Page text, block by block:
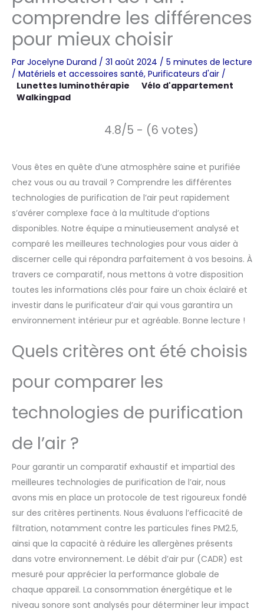
comprendre les différences
pour mieux choisir
Par Jocelyne Durand / 31 août 2024 / 5 minutes de lecture
/ Matériels et accessoires santé, Purificateurs d'air /
Lunettes luminothérapie
Vélo d'appartement
Walkingpad
4.8/5 - (6 votes)
Vous êtes en quête d’une atmosphère saine et purifiée
chez vous ou au travail ? Comprendre les différentes
technologies de purification de l’air peut rapidement
s’avérer complexe face à la multitude d’options
disponibles. Notre équipe a minutieusement analysé et
comparé les meilleures technologies pour vous aider à
discerner celle qui répondra parfaitement à vos besoins. À
travers ce comparatif, nous mettons à votre disposition
toutes les informations clés pour faire un choix éclairé et
investir dans le purificateur d’air qui vous garantira un
environnement intérieur pur et agréable. Bonne lecture !
Quels critères ont été choisis
pour comparer les
technologies de purification
de l’air ?
Pour garantir un comparatif exhaustif et impartial des
meilleures technologies de purification de l’air, nous
avons mis en place un protocole de test rigoureux fondé
sur des critères pertinents. Nous évaluons l’efficacité de
filtration, notamment contre les particules fines PM2.5,
ainsi que la capacité à réduire les allergènes présents
dans votre environnement. Le débit d’air pur (CADR) est
mesuré pour apprécier la performance globale de
chaque appareil. La consommation énergétique et le
niveau sonore sont analysés pour déterminer leur impact